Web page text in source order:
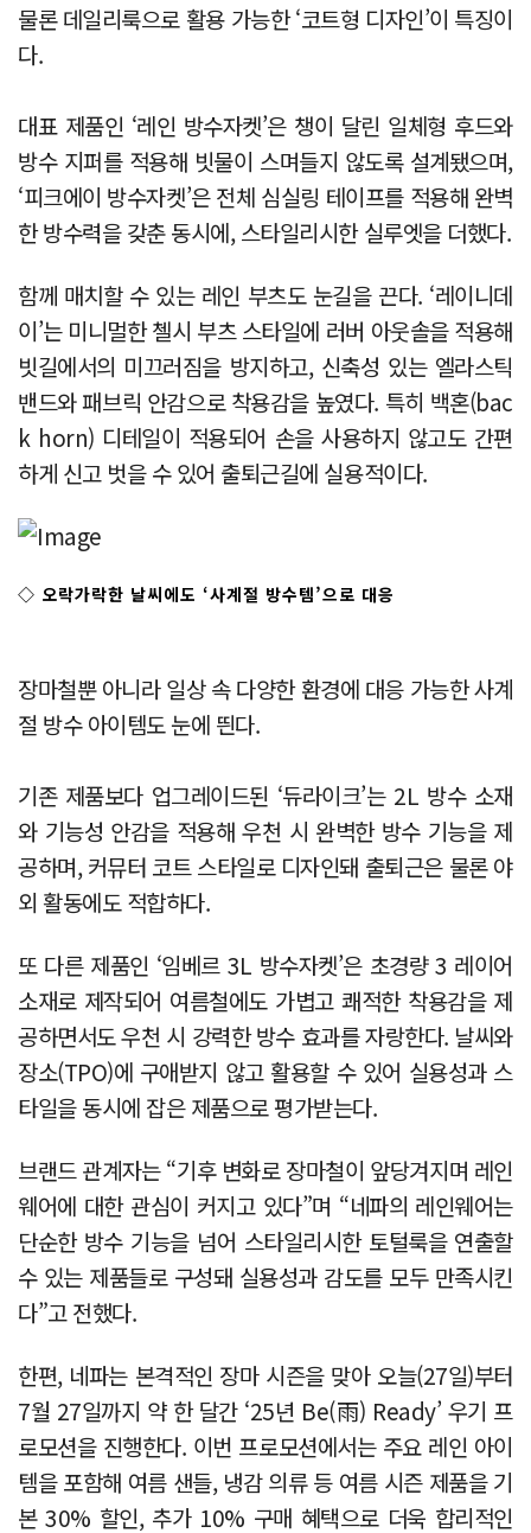
물론 데일리룩으로 활용 가능한 ‘코트형 디자인’이 특징이
다.
대표 제품인 ‘레인 방수자켓’은 챙이 달린 일체형 후드와
방수 지퍼를 적용해 빗물이 스며들지 않도록 설계됐으며,
‘피크에이 방수자켓’은 전체 심실링 테이프를 적용해 완벽
한 방수력을 갖춘 동시에, 스타일리시한 실루엣을 더했다.
함께 매치할 수 있는 레인 부츠도 눈길을 끈다. ‘레이니데
이’는 미니멀한 첼시 부츠 스타일에 러버 아웃솔을 적용해
빗길에서의 미끄러짐을 방지하고, 신축성 있는 엘라스틱
밴드와 패브릭 안감으로 착용감을 높였다. 특히 백혼(bac
k horn) 디테일이 적용되어 손을 사용하지 않고도 간편
하게 신고 벗을 수 있어 출퇴근길에 실용적이다.
◇ 오락가락한 날씨에도 ‘사계절 방수템’으로 대응
장마철뿐 아니라 일상 속 다양한 환경에 대응 가능한 사계
절 방수 아이템도 눈에 띈다.
기존 제품보다 업그레이드된 ‘듀라이크’는 2L 방수 소재
와 기능성 안감을 적용해 우천 시 완벽한 방수 기능을 제
공하며, 커뮤터 코트 스타일로 디자인돼 출퇴근은 물론 야
외 활동에도 적합하다.
또 다른 제품인 ‘임베르 3L 방수자켓’은 초경량 3 레이어
소재로 제작되어 여름철에도 가볍고 쾌적한 착용감을 제
공하면서도 우천 시 강력한 방수 효과를 자랑한다. 날씨와
장소(TPO)에 구애받지 않고 활용할 수 있어 실용성과 스
타일을 동시에 잡은 제품으로 평가받는다.
브랜드 관계자는 “기후 변화로 장마철이 앞당겨지며 레인
웨어에 대한 관심이 커지고 있다”며 “네파의 레인웨어는
단순한 방수 기능을 넘어 스타일리시한 토털룩을 연출할
수 있는 제품들로 구성돼 실용성과 감도를 모두 만족시킨
다”고 전했다.
한편, 네파는 본격적인 장마 시즌을 맞아 오늘(27일)부터
7월 27일까지 약 한 달간 ‘25년 Be(雨) Ready’ 우기 프
로모션을 진행한다. 이번 프로모션에서는 주요 레인 아이
템을 포함해 여름 샌들, 냉감 의류 등 여름 시즌 제품을 기
본 30% 할인, 추가 10% 구매 혜택으로 더욱 합리적인